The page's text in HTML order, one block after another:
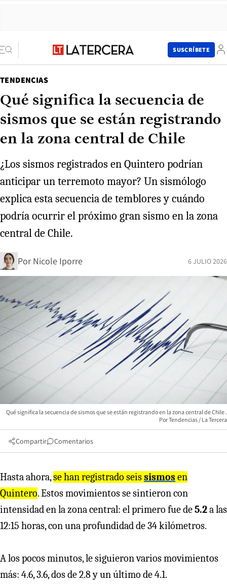
SUSCRÍBETE
TENDENCIAS
Qué significa la secuencia de
sismos que se están registrando
en la zona central de Chile
¿Los sismos registrados en Quintero podrían
anticipar un terremoto mayor? Un sismólogo
explica esta secuencia de temblores y cuándo
podría ocurrir el próximo gran sismo en la zona
central de Chile.
Por Nicole Iporre 6 JULIO 2026
Qué significa la secuencia de sismos que se están registrando en la zona central de Chile
Tendencias / La Tercera
Compartir Comentarios
Hasta ahora,se han registrado seissismosen
Quintero. Estos movimientos se sintieron con
intensidad en la zona central: el primero fue de5.2a las
12:15 horas, con una profundidad de 34 kilómetros.
A los pocos minutos, le siguieron varios movimientos
más: 4.6, 3.6, dos de 2.8 y un último de 4.1.